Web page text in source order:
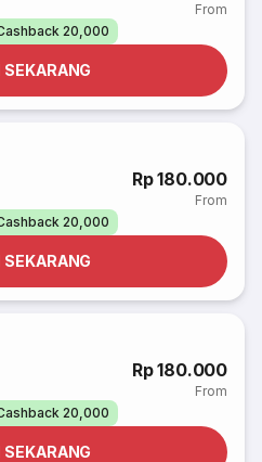
From
20,000
SEKARANG
Rp 180.000
From
20,000
SEKARANG
Rp 180.000
From
20,000
SEKARANG